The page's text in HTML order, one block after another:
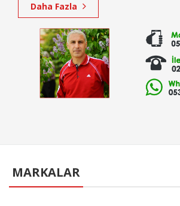
Daha Fazla
MARKALAR